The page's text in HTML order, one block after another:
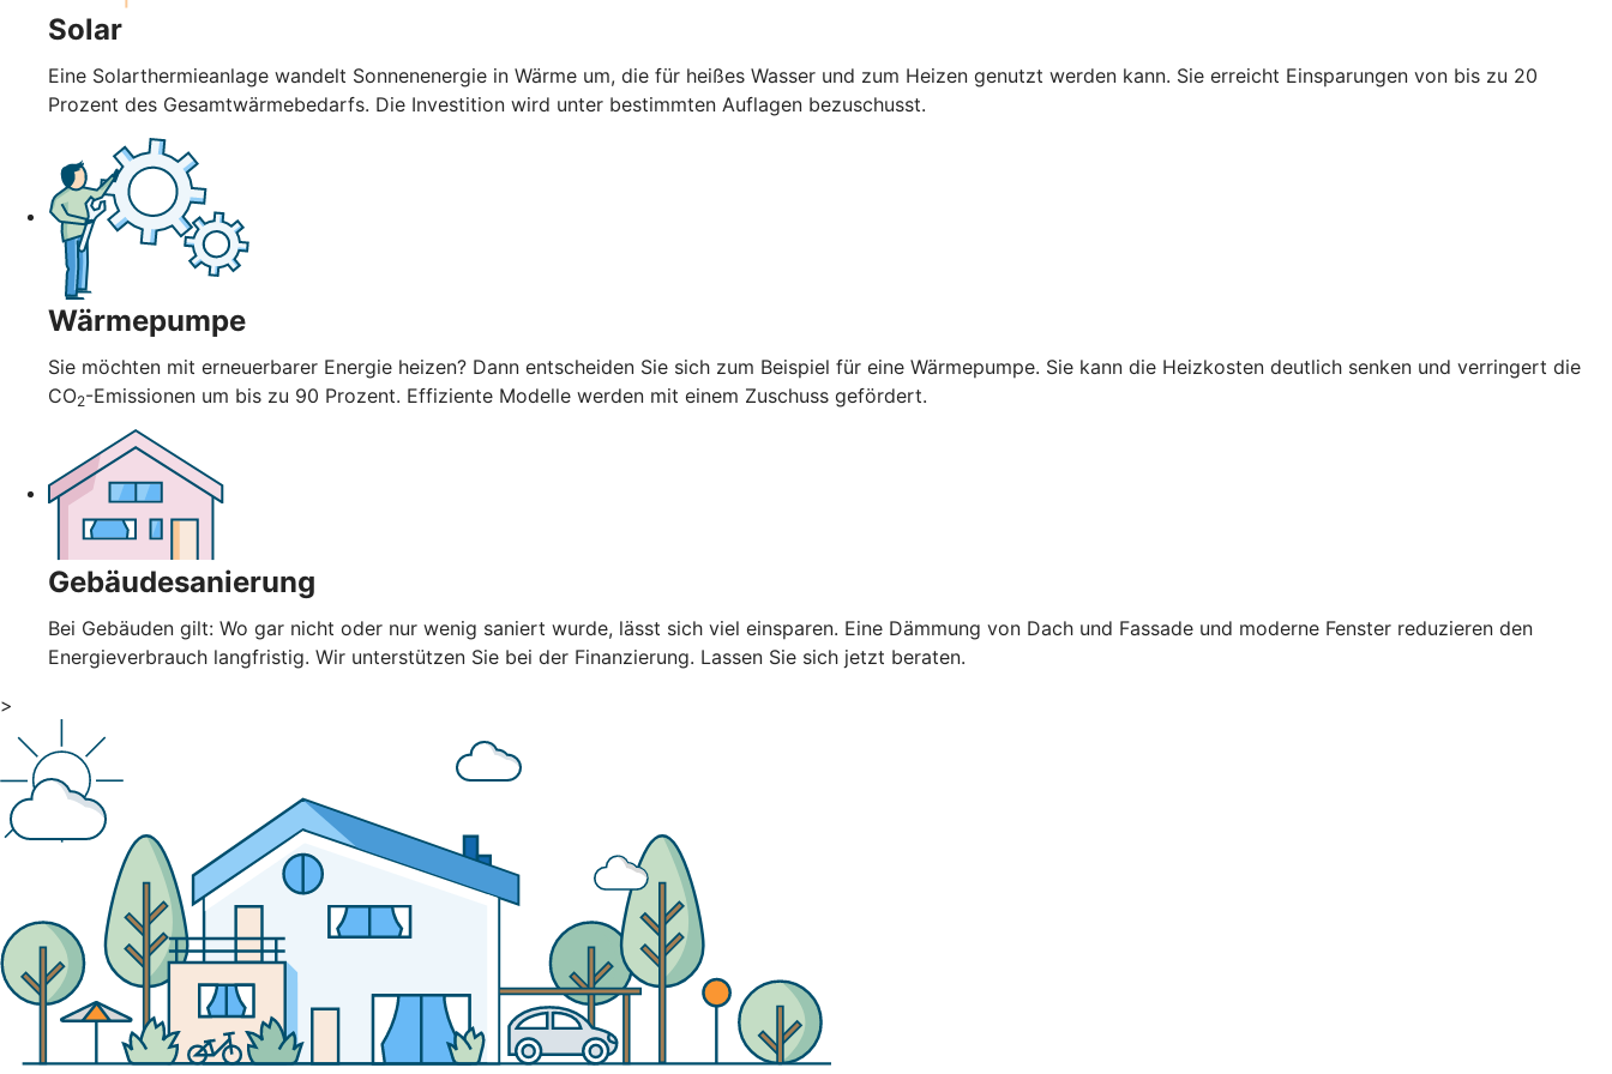
Solar
Eine Solarthermieanlage wandelt Sonnenenergie in Wärme um, die für heißes Wasser und zum Heizen genutzt werden kann. Sie erreicht Einsparungen von bis zu 20
Prozent des Gesamtwärmebedarfs. Die Investition wird unter bestimmten Auflagen bezuschusst.
Wärmepumpe
Sie möchten mit erneuerbarer Energie heizen? Dann entscheiden Sie sich zum Beispiel für eine Wärmepumpe. Sie kann die Heizkosten deutlich senken und verringert die
CO2-Emissionen um bis zu 90 Prozent. Effiziente Modelle werden mit einem Zuschuss gefördert.
Gebäudesanierung
Bei Gebäuden gilt: Wo gar nicht oder nur wenig saniert wurde, lässt sich viel einsparen. Eine Dämmung von Dach und Fassade und moderne Fenster reduzieren den
Energieverbrauch langfristig. Wir unterstützen Sie bei der Finanzierung. Lassen Sie sich jetzt beraten.
>